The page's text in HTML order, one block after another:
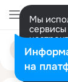
Мы
сервисы
Поиск
людям
yuriy
на